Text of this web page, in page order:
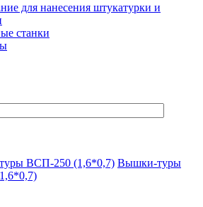
для нанесения штукатурки и
станки
Вышки-туры